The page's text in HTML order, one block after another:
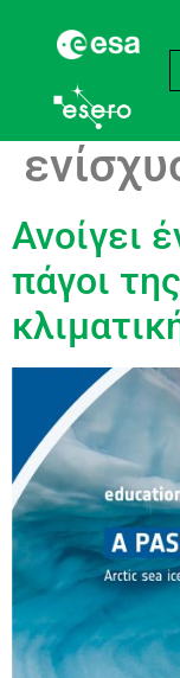
Ανοίγει
πάγοι